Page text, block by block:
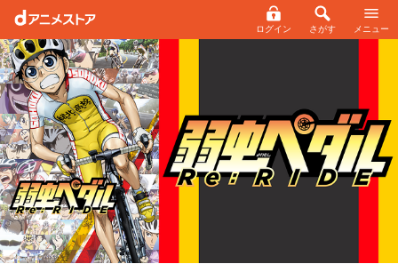
ログイン さがす メニュー